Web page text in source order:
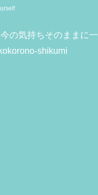
の気持ちそのままに一
shikumi